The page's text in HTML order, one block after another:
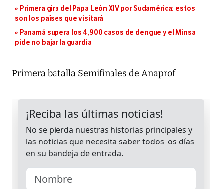
Primera gira del Papa León XIV por Sudamérica: estos
son los países que visitará
Panamá supera los 4,900 casos de dengue y el Minsa
pide no bajar la guardia
Primera batalla Semifinales de Anaprof